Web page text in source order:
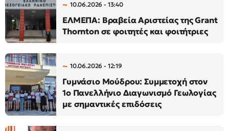
10.06.2026 - 13:40
ΕΛΜΕΠΑ: Βραβεία Αριστείας της Grant
Thornton σε φοιτητές και φοιτήτριες
10.06.2026 - 12:19
Γυμνάσιο Μούδρου: Συμμετοχή στον
1ο Πανελλήνιο Διαγωνισμό Γεωλογίας
με σημαντικές επιδόσεις